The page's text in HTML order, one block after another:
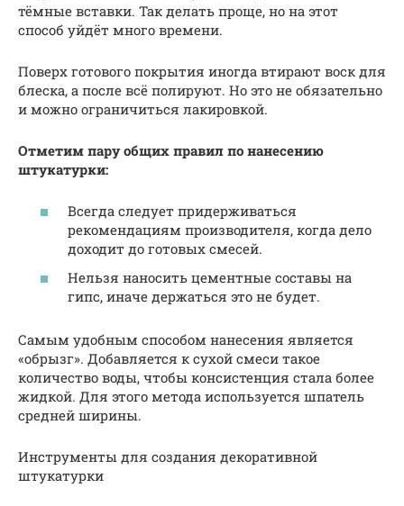
тёмные вставки. Так делать проще, но на этот
способ уйдёт много времени.
Поверх готового покрытия иногда втирают воск для
блеска, а после всё полируют. Но это не обязательно
и можно ограничиться лакировкой.
Отметим пару общих правил по нанесению
штукатурки:
Всегда следует придерживаться
рекомендациям производителя, когда дело
доходит до готовых смесей.
Нельзя наносить цементные составы на
гипс, иначе держаться это не будет.
Самым удобным способом нанесения является
«обрызг». Добавляется к сухой смеси такое
количество воды, чтобы консистенция стала более
жидкой. Для этого метода используется шпатель
средней ширины.
Инструменты для создания декоративной
штукатурки